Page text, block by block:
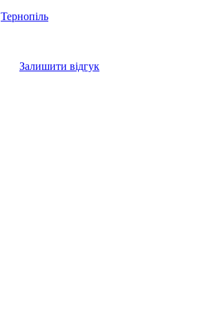
Тернопіль
Залишити відгук